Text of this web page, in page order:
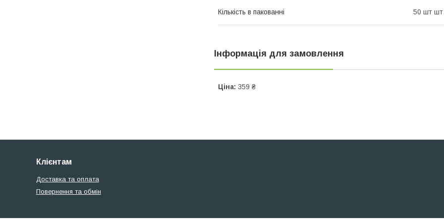
Кількість в пакованні 50 шт
Інформація для замовлення
Ціна: 359 ₴
Клієнтам
Доставка та оплата
Повернення та обмін